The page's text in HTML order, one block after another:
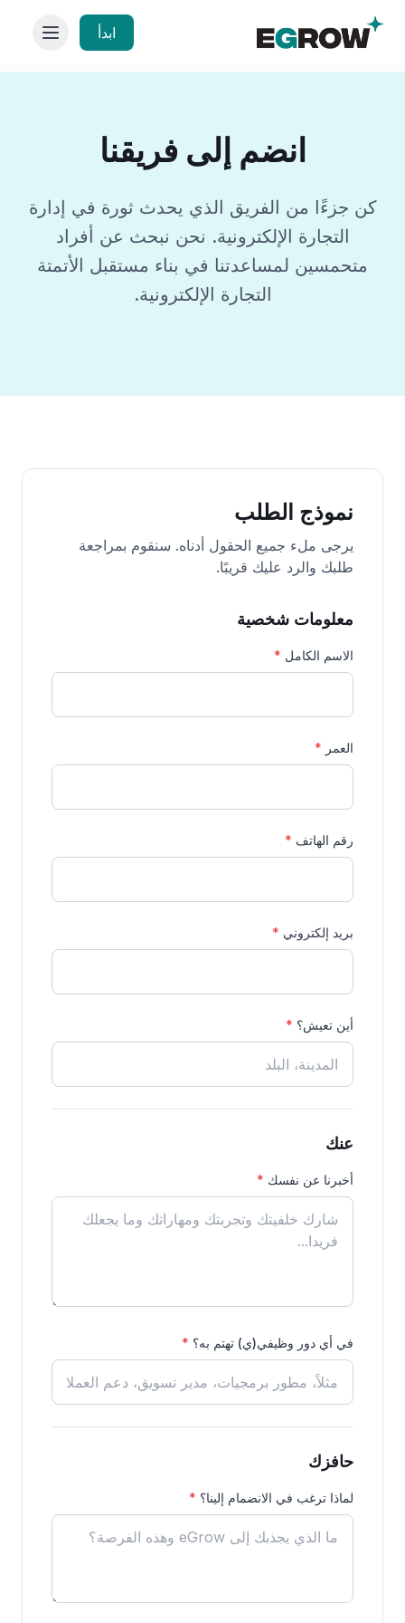
ابدأ
انضم إلى فريقنا
كن جزءًا من الفريق الذي يحدث ثورة في إدارة
التجارة الإلكترونية. نحن نبحث عن أفراد
متحمسين لمساعدتنا في بناء مستقبل الأتمتة
التجارة الإلكترونية.
نموذج الطلب
يرجى ملء جميع الحقول أدناه. سنقوم بمراجعة
طلبك والرد عليك قريبًا.
معلومات شخصية
الاسم الكامل *
العمر *
رقم الهاتف *
بريد إلكتروني *
أين تعيش؟ *
عنك
أخبرنا عن نفسك *
في أي دور وظيفي(ي) تهتم به؟ *
حافزك
لماذا ترغب في الانضمام إلينا؟ *